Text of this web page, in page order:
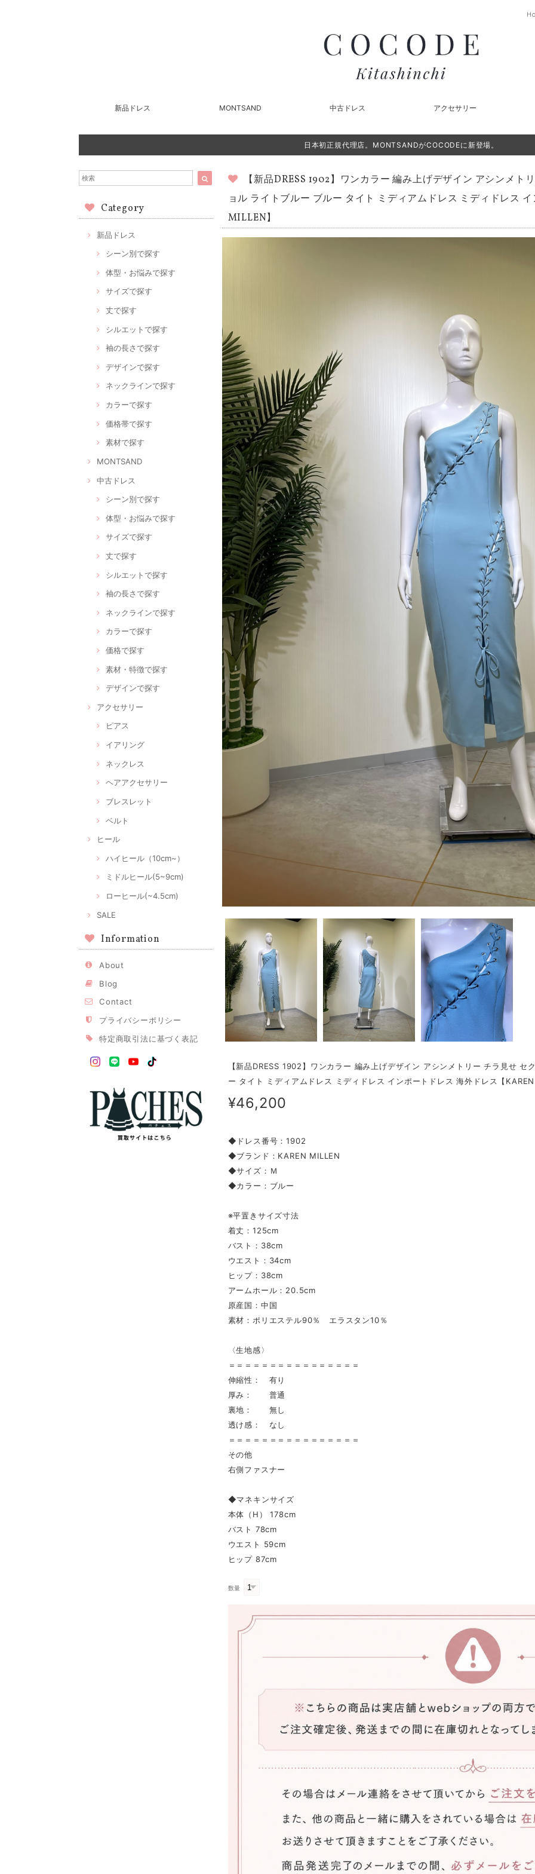
新品ドレス MONTSAND 中古ドレス アクセサリー
日本初正規代理店。MONTSANDがCOCODEに新登場。
Category
新品ドレス
シーン別で探す
体型・お悩みで探す
サイズで探す
丈で探す
シルエットで探す
袖の長さで探す
デザインで探す
ネックラインで探す
カラーで探す
価格帯で探す
素材で探す
MONTSAND
中古ドレス
シーン別で探す
体型・お悩みで探す
サイズで探す
丈で探す
シルエットで探す
袖の長さで探す
ネックラインで探す
カラーで探す
価格で探す
素材・特徴で探す
デザインで探す
アクセサリー
ピアス
イアリング
ネックレス
ヘアアクセサリー
ブレスレット
ベルト
ヒール
ハイヒール（10cm~）
ミドルヒール(5~9cm)
ローヒール(~4.5cm)
SALE
Information
About
Blog
Contact
プライバシーポリシー
特定商取引法に基づく表記
【新品DRESS 1902】ワンカラー 編み上げデザイン アシンメト
ョル ライトブルー ブルー タイト ミディアムドレス ミディドレス
MILLEN】
【新品DRESS 1902】ワンカラー 編み上げデザイン アシンメトリー チラ見せ
ー タイト ミディアムドレス ミディドレス インポートドレス 海外ドレス【KAREN
¥46,200
◆ドレス番号：1902
◆ブランド：KAREN MILLEN
◆サイズ：Ｍ
◆カラー：ブルー
※平置きサイズ寸法
着丈：125cm
バスト：38cm
ウエスト：34cm
ヒップ：38cm
アームホール：20.5cm
原産国：中国
素材：ポリエステル90％ エラスタン10％
〈生地感〉
＝＝＝＝＝＝＝＝＝＝＝＝＝＝＝＝
伸縮性： 有り
厚み： 普通
裏地： 無し
透け感： なし
＝＝＝＝＝＝＝＝＝＝＝＝＝＝＝＝
その他
右側ファスナー
◆マネキンサイズ
本体（H） 178cm
バスト 78cm
ウエスト 59cm
ヒップ 87cm
数量